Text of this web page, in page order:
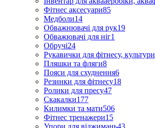
Фітнес аксесуари85
Медболи14
Обважнювачі для рук19
Обважювачі для ніг1
Обручі24
Рукавички для фітнесу,
Пляшки та фляги8
Пояси для схуднення6
Резинки для фітнесу18
Ролики для пресу47
Скакалки177
Килимки та мати506
Фітнес тренажери15
Упори для віджимань43